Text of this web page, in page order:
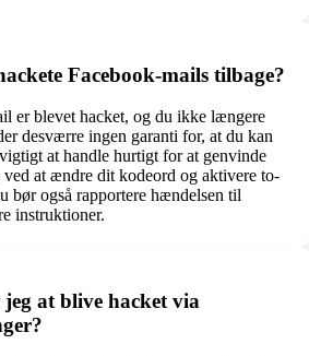
Facebook-mails tilbage?
er blevet hacket, og du ikke længere
desværre ingen garanti for, at du kan
at handle hurtigt for at genvinde
at ændre dit kodeord og aktivere to-
bør også rapportere hændelsen til
instruktioner.
at blive hacket via